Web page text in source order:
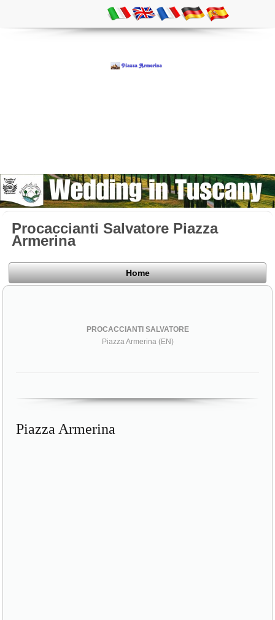
Procaccianti Salvatore Piazza
Armerina
Home
PROCACCIANTI SALVATORE
Piazza Armerina (EN)
Piazza Armerina